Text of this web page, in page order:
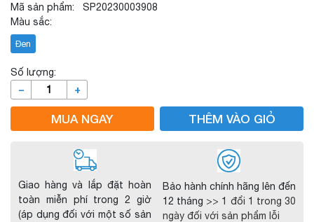
Mã sản phẩm: SP20230003908
Màu sắc:
Đen
Số lượng:
– +
MUA NGAY THÊM VÀO GIỎ
Giao hàng và lắp đặt hoàn
toàn miễn phí trong 2 giờ
(áp dụng đối với một số sản
Bảo hành chính hãng lên đến
12 tháng >> 1 đổi 1 trong 30
ngày đối với sản phẩm lỗi